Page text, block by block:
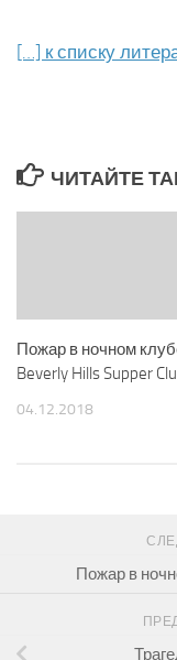
[…] к списку
ЧИТАЙТЕ
Пожар в ночном
Beverly Hills Supper
04.12.2018
Пожар в